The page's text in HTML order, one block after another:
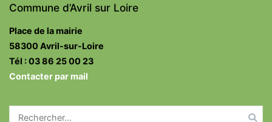
Commune d’Avril sur Loire
Place de la mairie
58300 Avril-sur-Loire
Tél : 03 86 25 00 23
Contacter par mail